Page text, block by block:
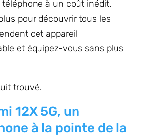
téléphone à un coût inédit.
pour découvrir tous les
cet appareil
et équipez-vous sans plus
trouvé.
12X 5G, un
à la pointe de la